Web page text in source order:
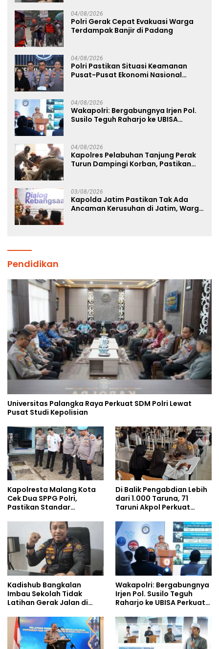
04/08/2026
Polri Gerak Cepat Evakuasi Warga
Terdampak Banjir di Padang
04/08/2026
Polri Pastikan Situasi Keamanan
Pusat-Pusat Ekonomi Nasional
04/08/2026
Wakapolri: Bergabungnya Irjen Pol.
Susilo Teguh Raharjo ke UBISA
04/08/2026
Kapolres Pelabuhan Tanjung Perak
Turun Dampingi Korban, Pastikan
03/08/2026
Kapolda Jatim Pastikan Tak Ada
Ancaman Kerusuhan di Jatim, Warga
Pendidikan
Universitas Palangka Raya Perkuat SDM Polri Lewat
Pusat Studi Kepolisian
Kapolresta Malang Kota
Cek Dua SPPG Polri,
Pastikan Standar
Pengelolaan Limbah
Berjalan Optimal
Di Balik Pengabdian Lebih
dari 1.000 Taruna, 71
Taruni Akpol Perkuat
Siswa Sekolah Rakyat
Kadishub Bangkalan
Imbau Sekolah Tidak
Latihan Gerak Jalan di
Wakapolri: Bergabungnya
Irjen Pol. Susilo Teguh
Raharjo ke UBISA Perkuat
Studi Kepolisian